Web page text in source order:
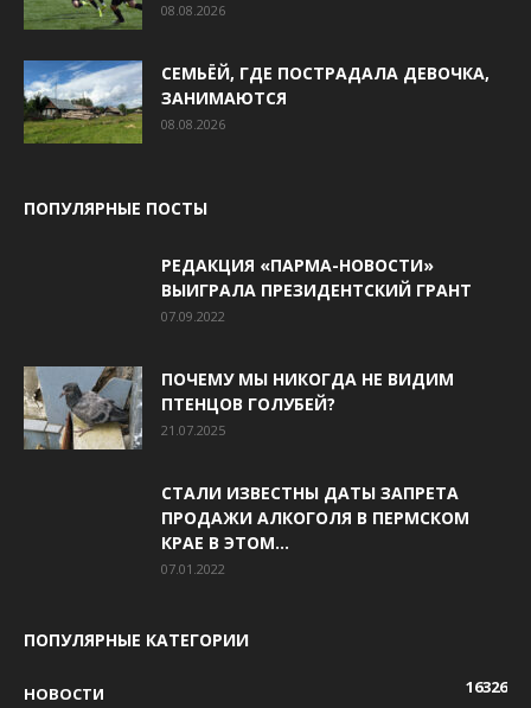
08.08.2026
СЕМЬЁЙ, ГДЕ ПОСТРАДАЛА ДЕВОЧКА,
ЗАНИМАЮТСЯ
08.08.2026
ПОПУЛЯРНЫЕ ПОСТЫ
РЕДАКЦИЯ «ПАРМА-НОВОСТИ»
ВЫИГРАЛА ПРЕЗИДЕНТСКИЙ ГРАНТ
07.09.2022
ПОЧЕМУ МЫ НИКОГДА НЕ ВИДИМ
ПТЕНЦОВ ГОЛУБЕЙ?
21.07.2025
СТАЛИ ИЗВЕСТНЫ ДАТЫ ЗАПРЕТА
ПРОДАЖИ АЛКОГОЛЯ В ПЕРМСКОМ
КРАЕ В ЭТОМ...
07.01.2022
ПОПУЛЯРНЫЕ КАТЕГОРИИ
НОВОСТИ
16326